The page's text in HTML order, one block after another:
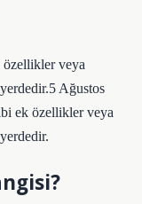
veya
Ağustos
ek özellikler veya